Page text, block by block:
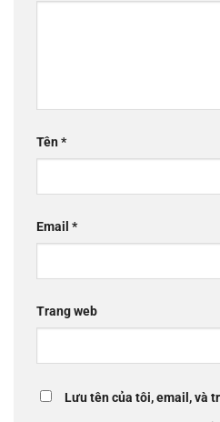
Tên*
Email *
Trang web
Lưu tên của tôi, email, và